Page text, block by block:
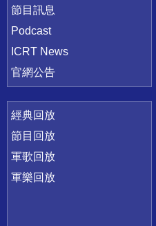
節目訊息
Podcast
ICRT News
官網公告
經典回放
節目回放
軍歌回放
軍樂回放